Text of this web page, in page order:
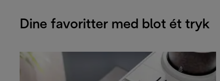
Dine favoritter med blot ét tryk